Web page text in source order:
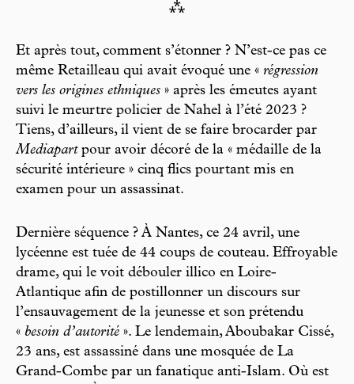
⁂
Et après tout, comment s’étonner ? N’est-ce pas ce
même Retailleau qui avait évoqué une « régression
vers les origines ethniques » après les émeutes ayant
suivi le meurtre policier de Nahel à l’été 2023 ?
Tiens, d’ailleurs, il vient de se faire brocarder par
Mediapartpour avoir décoré de la « médaille de la
sécurité intérieure » cinq flics pourtant mis en
examen pour un assassinat.
Dernière séquence ? À Nantes, ce 24 avril, une
lycéenne est tuée de 44 coups de couteau. Effroyable
drame, qui le voit débouler illico en Loire-
Atlantique afin de postillonner un discours sur
l’ensauvagement de la jeunesse et son prétendu
« besoin d’autorité ». Le lendemain, Aboubakar Cissé,
23 ans, est assassiné dans une mosquée de La
Grand-Combe par un fanatique anti-Islam. Où est